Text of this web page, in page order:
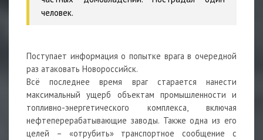
человек.
Поступает информация о попытке врага в очередной
раз атаковать Новороссийск.
Всё последнее время враг старается нанести
максимальный ущерб объектам промышленности и
топливно-энергетического комплекса, включая
нефтеперерабатывающие заводы. Также одна из его
целей – «отрубить» транспортное сообщение с